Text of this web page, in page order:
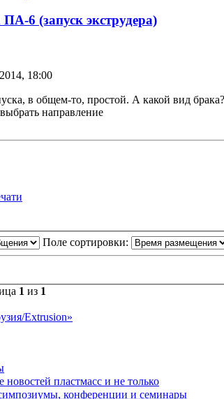
6 (запуск экструдера)
18:00
в общем-то, простой. А какой вид
направление
Поле сортировки:
1 из 1
Extrusion»
пластмасс и не только
конференции и семинары